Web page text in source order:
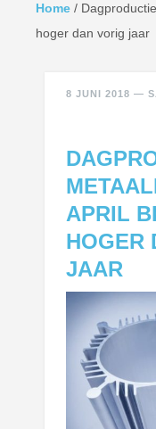
Home /
hoger dan vorig jaar
8 JUNI 2018 —
APRIL
HOGER
JAAR